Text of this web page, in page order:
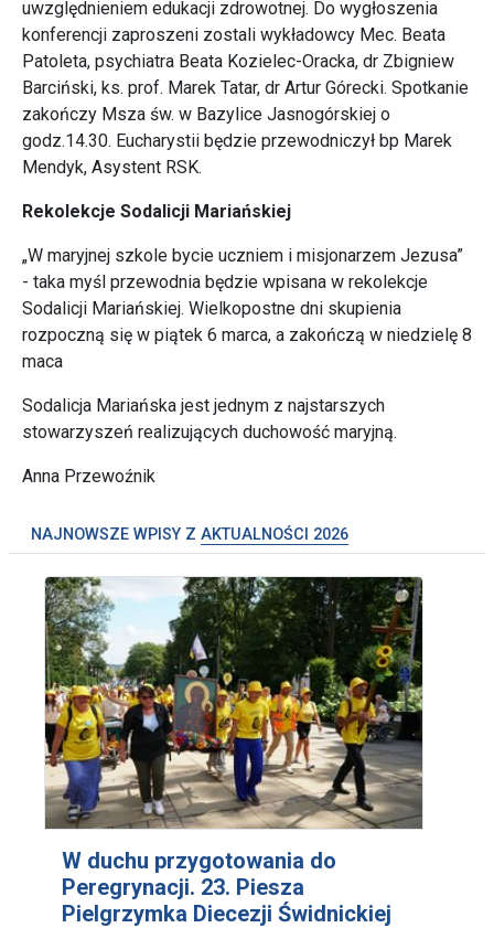
uwzględnieniem edukacji zdrowotnej. Do wygłoszenia
konferencji zaproszeni zostali wykładowcy Mec. Beata
Patoleta, psychiatra Beata Kozielec-Oracka, dr Zbigniew
Barciński, ks. prof. Marek Tatar, dr Artur Górecki. Spotkanie
zakończy Msza św. w Bazylice Jasnogórskiej o
godz.14.30. Eucharystii będzie przewodniczył bp Marek
Mendyk, Asystent RSK.
Rekolekcje Sodalicji Mariańskiej
„W maryjnej szkole bycie uczniem i misjonarzem Jezusa”
- taka myśl przewodnia będzie wpisana w rekolekcje
Sodalicji Mariańskiej. Wielkopostne dni skupienia
rozpoczną się w piątek 6 marca, a zakończą w niedzielę 8
maca
Sodalicja Mariańska jest jednym z najstarszych
stowarzyszeń realizujących duchowość maryjną.
Anna Przewoźnik
NAJNOWSZE WPISY Z AKTUALNOŚCI 2026
W duchu przygotowania do
Peregrynacji. 23. Piesza
Pielgrzymka Diecezji Świdnickiej